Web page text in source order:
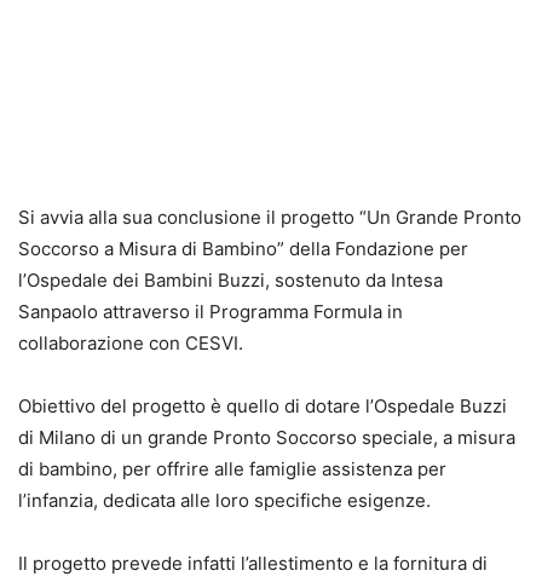
Si avvia alla sua conclusione il progetto “Un Grande Pronto
Soccorso a Misura di Bambino” della Fondazione per
l’Ospedale dei Bambini Buzzi, sostenuto da Intesa
Sanpaolo attraverso il Programma Formula in
collaborazione con CESVI.
Obiettivo del progetto è quello di dotare l’Ospedale Buzzi
di Milano di un grande Pronto Soccorso speciale, a misura
di bambino, per offrire alle famiglie assistenza per
l’infanzia, dedicata alle loro specifiche esigenze.
Il progetto prevede infatti l’allestimento e la fornitura di